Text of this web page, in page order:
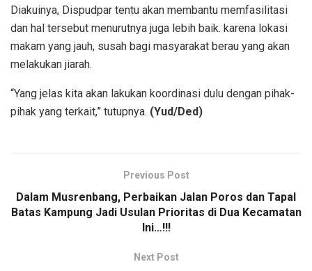
Diakuinya, Dispudpar tentu akan membantu memfasilitasi
dan hal tersebut menurutnya juga lebih baik. karena lokasi
makam yang jauh, susah bagi masyarakat berau yang akan
melakukan jiarah.
“Yang jelas kita akan lakukan koordinasi dulu dengan pihak-
pihak yang terkait,” tutupnya. (Yud/Ded)
Previous Post
Dalam Musrenbang, Perbaikan Jalan Poros dan Tapal
Batas Kampung Jadi Usulan Prioritas di Dua Kecamatan
Ini…!!!
Next Post